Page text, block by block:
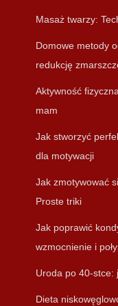
Masaż twarzy:
Domowe metody
redukcję
Aktywność
mam
Jak stworzyć
dla motywacji
Jak zmotywować
Proste triki
Jak poprawić
wzmocnienie i
Uroda po 40-stce:
Dieta